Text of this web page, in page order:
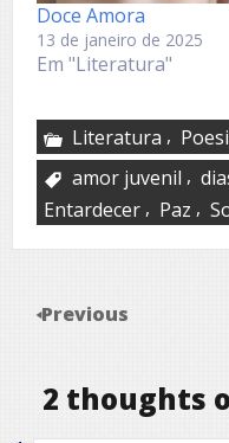
Doce Amora
13 de janeiro de 2025
Em "Literatura"
Literatura ,
amor juvenil ,
Entardecer , Paz ,
Previous
2 thoughts